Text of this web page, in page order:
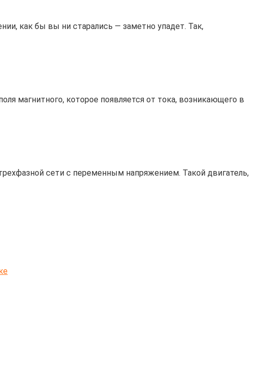
как бы вы ни старались — заметно упадет. Так,
магнитного, которое появляется от тока, возникающего в
сети с переменным напряжением. Такой двигатель,